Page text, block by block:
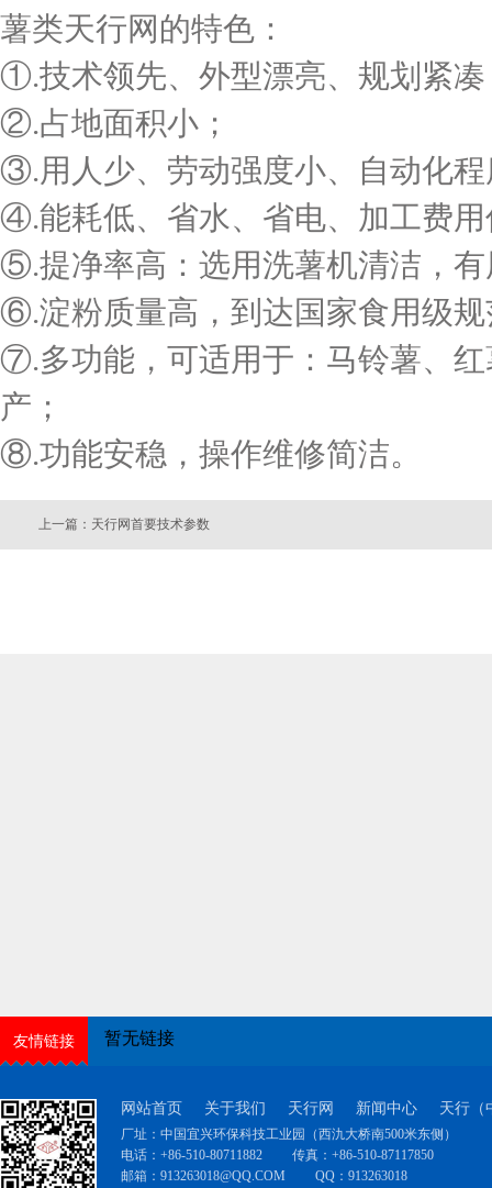
薯类天行网的特色：
①.技术领先、外型漂亮、规划紧凑
②.占地面积小；
③.用人少、劳动强度小、自动化
④.能耗低、省水、省电、加工费用
⑤.提净率高：选用洗薯机清洁，
⑥.淀粉质量高，到达国家食用级
⑦.多功能，可适用于：马铃薯、
产；
⑧.功能安稳，操作维修简洁。
上一篇：天行网首要技术参数
友情链接 暂无链接
网站首页 关于我们 天行网 新闻中心 天行（
厂址：中国宜兴环保科技工业园（西氿大桥南500米东侧）
电话：+86-510-80711882
传真：+86-510-87117850
邮箱： 913263018@QQ.COM QQ： 913263018